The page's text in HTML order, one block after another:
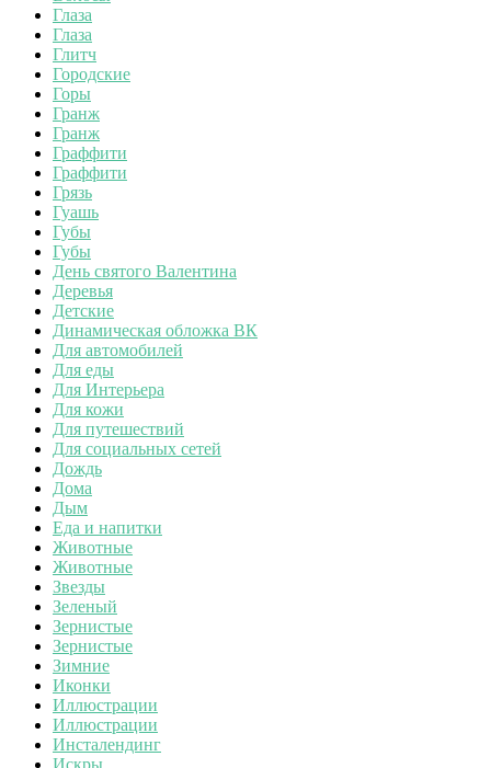
Глаза
Глаза
Глитч
Городские
Горы
Гранж
Гранж
Граффити
Граффити
Грязь
Гуашь
Губы
Губы
День святого Валентина
Деревья
Детские
Динамическая обложка ВК
Для автомобилей
Для еды
Для Интерьера
Для кожи
Для путешествий
Для социальных сетей
Дождь
Дома
Дым
Еда и напитки
Животные
Животные
Звезды
Зеленый
Зернистые
Зернистые
Зимние
Иконки
Иллюстрации
Иллюстрации
Инсталендинг
Искры